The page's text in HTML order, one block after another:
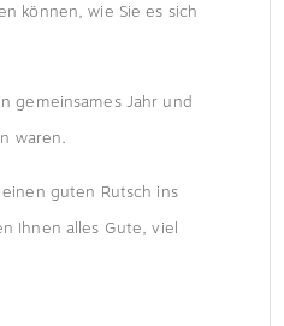
können, wie Sie es sich
gemeinsames Jahr und
waren.
guten Rutsch ins
Ihnen alles Gute, viel